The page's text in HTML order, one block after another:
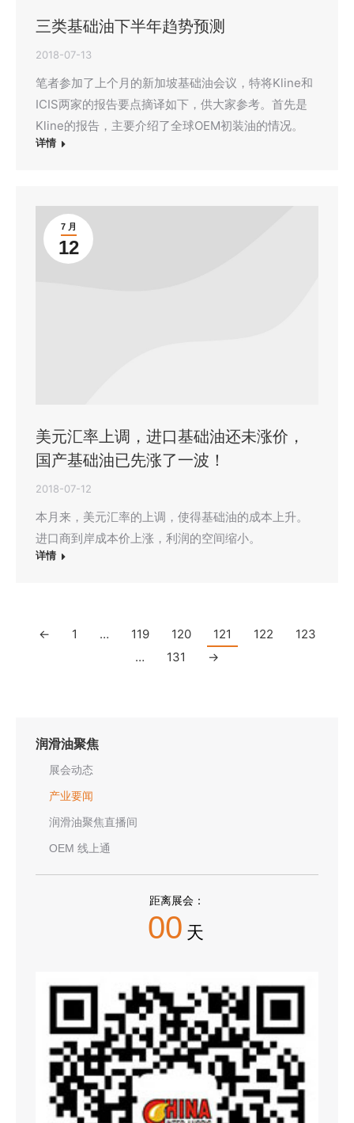
三类基础油下半年趋势预测
2018-07-13
笔者参加了上个月的新加坡基础油会议，特将Kline和
ICIS两家的报告要点摘译如下，供大家参考。首先是
Kline的报告，主要介绍了全球OEM初装油的情况。
详情
7 月
12
美元汇率上调，进口基础油还未涨价，
国产基础油已先涨了一波！
2018-07-12
本月来，美元汇率的上调，使得基础油的成本上升。
进口商到岸成本价上涨，利润的空间缩小。
详情
← 1 … 119 120 121 122
123
…
131 →
润滑油聚焦
展会动态
产业要闻
润滑油聚焦直播间
OEM 线上通
距离展会：
00 天